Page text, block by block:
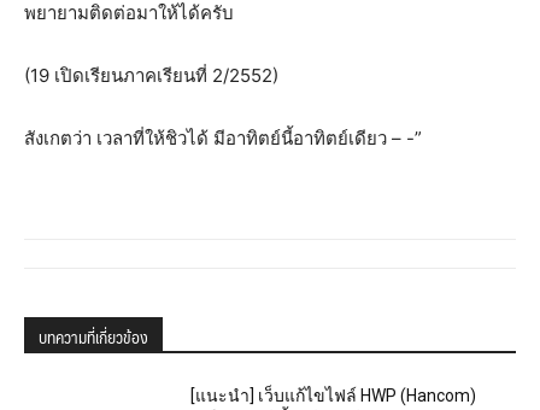
พยายามติดต่อมาให้ได้ครับ
(19 เปิดเรียนภาคเรียนที่ 2/2552)
สังเกตว่า เวลาที่ให้ชิวได้ มีอาทิตย์นี้อาทิตย์เดียว – -”
บทความที่เกี่ยวข้อง
[แนะนำ] เว็บแก้ไขไฟล์ HWP (Hancom)